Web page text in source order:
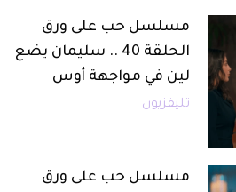
مسلسل حب على ورق
الحلقة 40 .. سليمان يضع
لين في مواجهة أوس
تليفزيون
مسلسل حب على ورق